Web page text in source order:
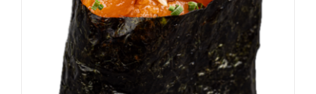
DODAJ DO KOSZYKA / SZCZEGÓŁY